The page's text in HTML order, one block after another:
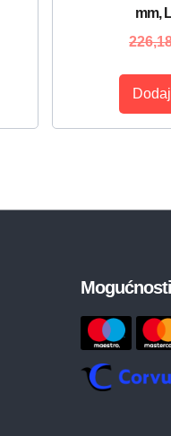
mm,